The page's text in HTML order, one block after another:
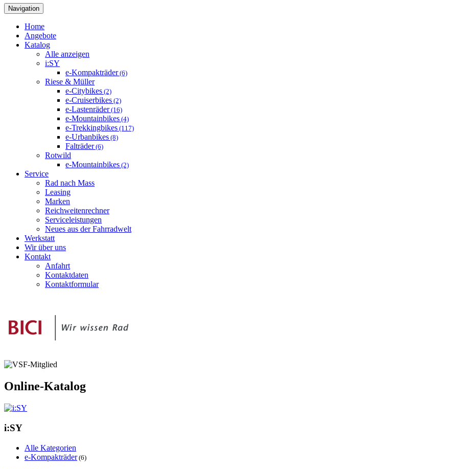
Navigation
Home
Angebote
Katalog
Alle anzeigen
i:SY
e-Kompakträder(6)
Riese & Müller
e-Citybikes (2)
e-Cruiserbikes (2)
e-Lastenräder(16)
e-Mountainbikes (4)
e-Trekkingbikes (117)
e-Urbanbikes (8)
Falträder(6)
Rotwild
e-Mountainbikes (2)
Service
Rad nach Mass
Leasing
Marken
Reichweitenrechner
Serviceleistungen
Neues aus der Fahrradwelt
Werkstatt
Wir über uns
Kontakt
Anfahrt
Kontaktdaten
Kontaktformular
Online-Katalog
i:SY
Alle Kategorien
e-Kompakträder(6)